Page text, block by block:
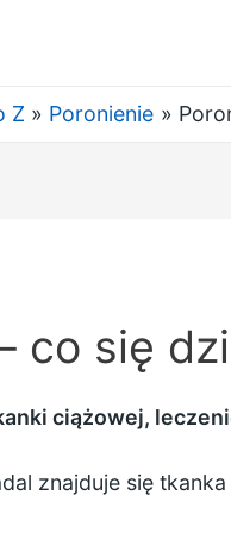
Z Poronienie
co się
ciążowej,
znajduje się